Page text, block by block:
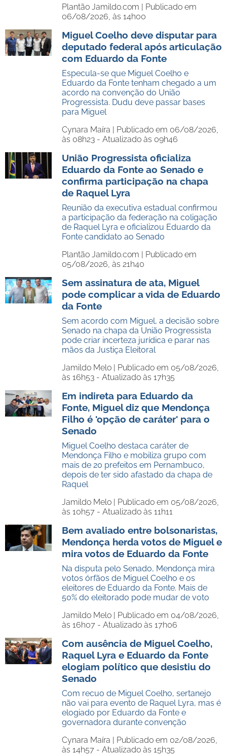
Plantão Jamildo.com | Publicado em
06/08/2026, às 14h00
Miguel Coelho deve disputar para
deputado federal após articulação
com Eduardo da Fonte
Especula-se que Miguel Coelho e
Eduardo da Fonte tenham chegado a um
acordo na convenção do União
Progressista. Dudu deve passar bases
para Miguel
Cynara Maíra | Publicado em 06/08/2026,
às 08h23 - Atualizado às 09h46
União Progressista oficializa
Eduardo da Fonte ao Senado e
confirma participação na chapa
de Raquel Lyra
Reunião da executiva estadual confirmou
a participação da federação na coligação
de Raquel Lyra e oficializou Eduardo da
Fonte candidato ao Senado
Plantão Jamildo.com | Publicado em
05/08/2026, às 21h40
Sem assinatura de ata, Miguel
pode complicar a vida de Eduardo
da Fonte
Sem acordo com Miguel, a decisão sobre
Senado na chapa da União Progressista
pode criar incerteza jurídica e parar nas
mãos da Justiça Eleitoral
Jamildo Melo | Publicado em 05/08/2026,
às 16h53 - Atualizado às 17h35
Em indireta para Eduardo da
Fonte, Miguel diz que Mendonça
Filho é 'opção de caráter' para o
Senado
Miguel Coelho destaca caráter de
Mendonça Filho e mobiliza grupo com
mais de 20 prefeitos em Pernambuco,
depois de ter sido afastado da chapa de
Raquel
Jamildo Melo | Publicado em 05/08/2026,
às 10h57 - Atualizado às 11h11
Bem avaliado entre bolsonaristas,
Mendonça herda votos de Miguel e
mira votos de Eduardo da Fonte
Na disputa pelo Senado, Mendonça mira
votos órfãos de Miguel Coelho e os
eleitores de Eduardo da Fonte. Mais de
50% do eleitorado pode mudar de voto
Jamildo Melo | Publicado em 04/08/2026,
às 16h07 - Atualizado às 17h06
Com ausência de Miguel Coelho,
Raquel Lyra e Eduardo da Fonte
elogiam político que desistiu do
Senado
Com recuo de Miguel Coelho, sertanejo
não vai para evento de Raquel Lyra, mas é
elogiado por Eduardo da Fonte e
governadora durante convenção
Cynara Maíra | Publicado em 02/08/2026,
às 14h57 - Atualizado às 15h35